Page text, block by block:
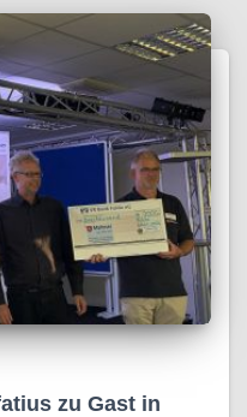
zu Gast in